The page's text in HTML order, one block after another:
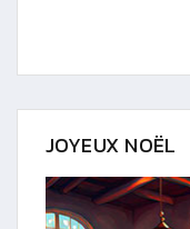
JOYEUX NOËL